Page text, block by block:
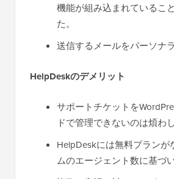
機能が組み込まれているこ
た。
送信するメールをパーソナ
HelpDeskのデメリット
サポートチケットを
ドで管理できないのは煩わ
HelpDeskには無料プランが
ムのエージェント数に基づ